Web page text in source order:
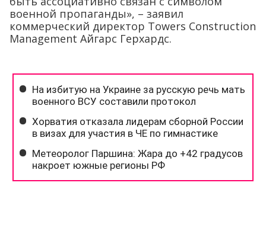
военной пропаганды», – заявил
коммерческий директор Towers Construction
Management Айгарс Герхардс.